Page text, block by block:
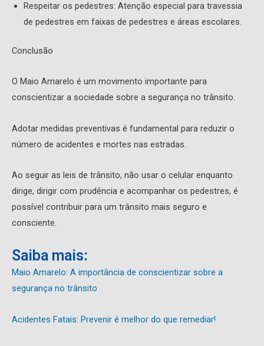
Respeitar os pedestres: Atenção especial para travessia
de pedestres em faixas de pedestres e áreas escolares.
Conclusão
O Maio Amarelo é um movimento importante para
conscientizar a sociedade sobre a segurança no trânsito.
Adotar medidas preventivas é fundamental para reduzir o
número de acidentes e mortes nas estradas.
Ao seguir as leis de trânsito, não usar o celular enquanto
dirige, dirigir com prudência e acompanhar os pedestres, é
possível contribuir para um trânsito mais seguro e
consciente.
Saiba mais:
Maio Amarelo: A importância de conscientizar sobre a
segurança no trânsito
Acidentes Fatais: Prevenir é melhor do que remediar!